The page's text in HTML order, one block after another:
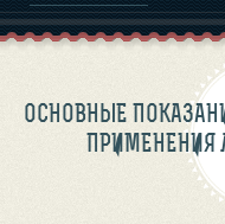
ОСНОВНЫЕ
ПРИМЕНЕНИЯ